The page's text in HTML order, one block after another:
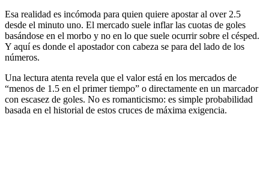
Esa realidad es incómoda para quien quiere apostar al over 2.5
desde el minuto uno. El mercado suele inflar las cuotas de goles
basándose en el morbo y no en lo que suele ocurrir sobre el césped.
Y aquí es donde el apostador con cabeza se para del lado de los
números.
Una lectura atenta revela que el valor está en los mercados de
“menos de 1.5 en el primer tiempo” o directamente en un marcador
con escasez de goles. No es romanticismo: es simple probabilidad
basada en el historial de estos cruces de máxima exigencia.